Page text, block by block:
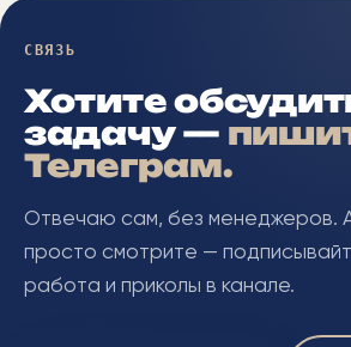
СВЯЗЬ
Хотите
задачу —
Телеграм.
Отвечаю сам, без менеджеров.
просто смотрите —
работа и приколы в канале.